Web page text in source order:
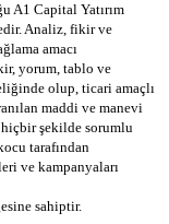
A1 Capital Yatırım
Analiz, fikir ve
amacı
yorum, tablo ve
olup, ticari amaçlı
maddi ve manevi
hiçbir şekilde sorumlu
tarafından
ve kampanyaları
sahiptir.